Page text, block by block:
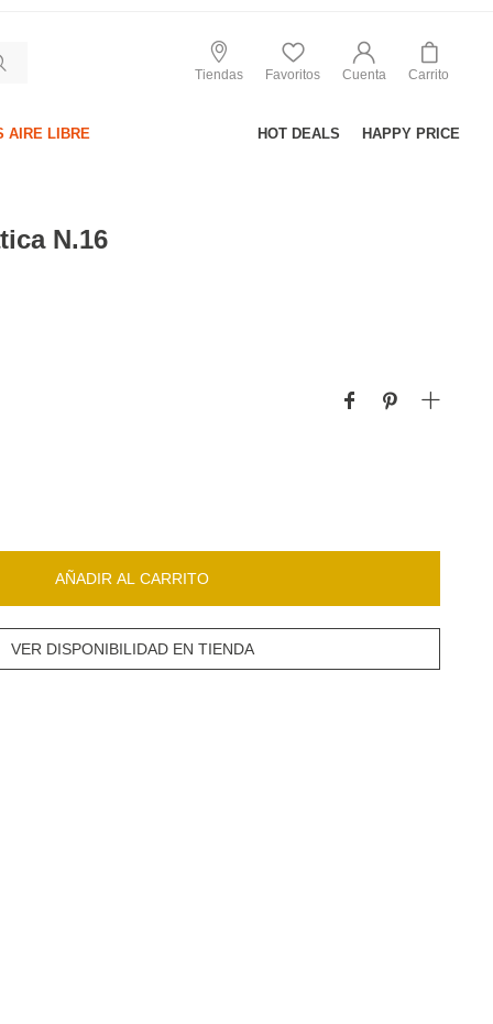
Tiendas Favoritos Cuenta Carrito
AIRE LIBRE HOT DEALS HAPPY PRICE
N.16
AÑADIR AL CARRITO
VER DISPONIBILIDAD EN TIENDA